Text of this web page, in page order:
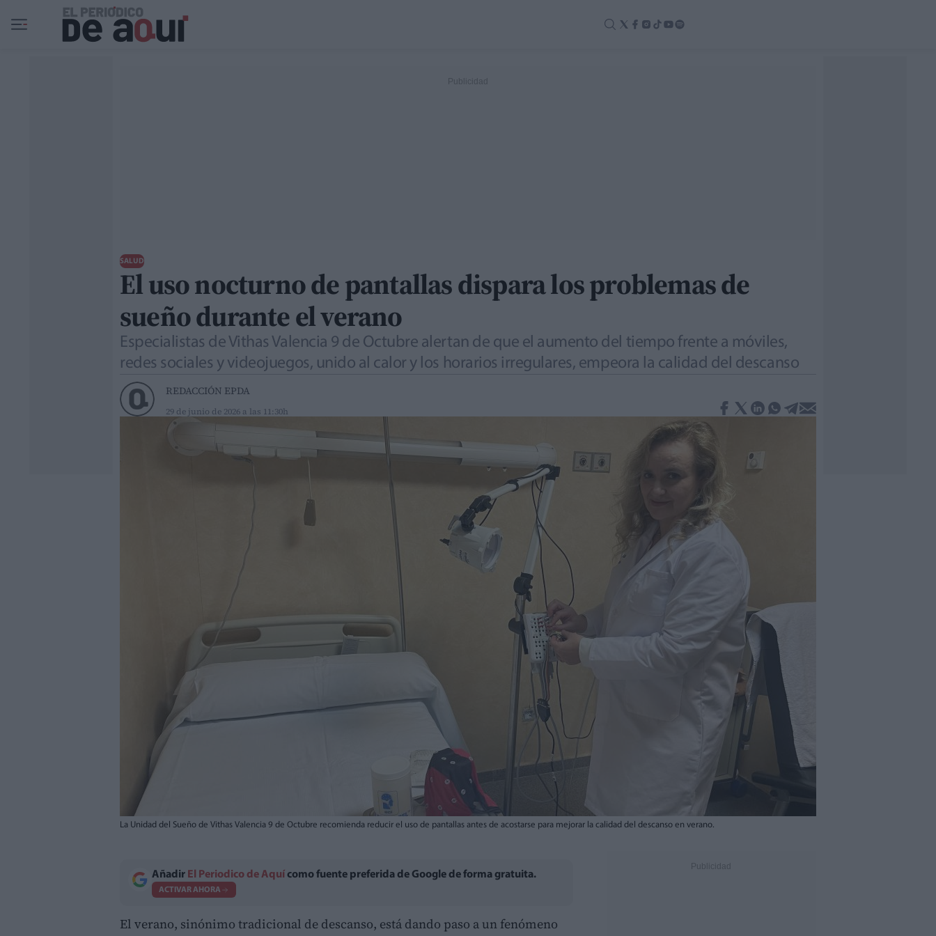
Ir al contenido principal
SALUD
El uso nocturno de pantallas dispara los problemas de
sueño durante el verano
Especialistas de Vithas Valencia 9 de Octubre alertan de que el aumento del tiempo frente a móviles,
redes sociales y videojuegos, unido al calor y los horarios irregulares, empeora la calidad del descanso
REDACCIÓN EPDA
29 de junio de 2026 a las 11:30h
La Unidad del Sueño de Vithas Valencia 9 de Octubre recomienda reducir el uso de pantallas antes de acostarse para mejorar la calidad del descanso en verano.
Añadir El Periodico de Aquí como fuente preferida de Google de forma gratuita.
ACTIVAR AHORA
El verano, sinónimo tradicional de descanso, está dando paso a un fenómeno